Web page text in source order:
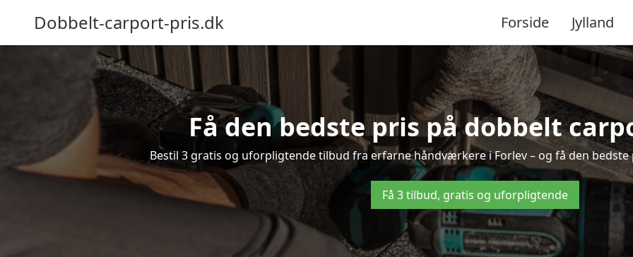
Dobbelt-carport-pris.dk Forside Jylland
Få den bedste pris på dobbelt
Bestil 3 gratis og uforpligtende tilbud fra erfarne håndværkere i Forlev – og få den
Få 3 tilbud, gratis og uforpligtende